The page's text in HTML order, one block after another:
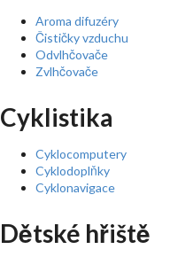
Aroma difuzéry
Čističky vzduchu
Odvlhčovače
Zvlhčovače
Cyklistika
Cyklocomputery
Cyklodoplňky
Cyklonavigace
Dětské hřiště